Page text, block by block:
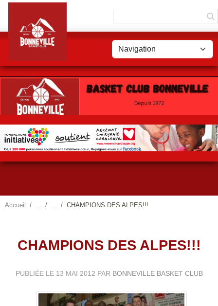
Accueil CHAMPIONS DES ALPES!!!
CHAMPIONS DES ALPES!!!
PUBLIÉE LE 13 MAI 2012 PAR BONNEVILLE BASKET CLUB